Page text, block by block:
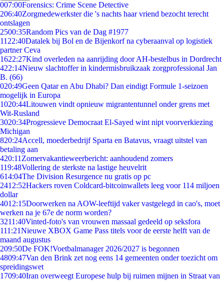
007:00Forensics: Crime Scene Detective
206:40Zorgmedewerkster die 's nachts haar vriend bezocht terecht
ontslagen
2500:35Random Pics van de Dag #1977
11 22:40Datalek bij Bol en de Bijenkorf na cyberaanval op logistiek
partner Ceva
1622:27Kind overleden na aanrijding door AH-bestelbus in Dordrecht
422:14Nieuw slachtoffer in kindermisbruikzaak zorgprofessional Jan
B. (66)
020:49Geen Qatar en Abu Dhabi? Dan eindigt Formule 1-seizoen
mogelijk in Europa
1020:44Litouwen vindt opnieuw migrantentunnel onder grens met
Wit-Rusland
3020:34Progressieve Democraat El-Sayed wint nipt voorverkiezing
Michigan
820:24Accell, moederbedrijf Sparta en Batavus, vraagt uitstel van
betaling aan
420:11 Zomervakantieweerbericht: aanhoudend zomers
119:48Vollering de sterkste na lastige heuvelrit
614:04The Division Resurgence nu gratis op pc
2412:52Hackers roven Coldcard-bitcoinwallets leeg voor 114 miljoen
dollar
4012:15Doorwerken na AOW-leeftijd vaker vastgelegd in cao's, moet
werken na je 67e de norm worden?
3211:40Vinted-foto's van vrouwen massaal gedeeld op seksfora
111:21Nieuwe XBOX Game Pass titels voor de eerste helft van de
maand augustus
209:50De FOK!Voetbalmanager 2026/2027 is begonnen
4809:47Van den Brink zet nog eens 14 gemeenten onder toezicht om
spreidingswet
1709:40Iran overweegt Europese hulp bij ruimen mijnen in Straat van